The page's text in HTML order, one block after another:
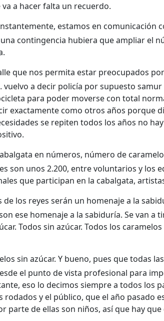
a hacer falta un recuerdo.
estamos en comunicación
contingencia hubiera que ampliar el
que nos permita estar preocupados
a decir policía por supuesto
para poder moverse con total
exactamente como otros años porque
se repiten todos los años no
en números, número de
son unos 2.200, entre voluntarios y los
que participan en la cabalgata,
los reyes serán un homenaje a la
ese homenaje a la sabiduría. Se van a
Todos sin azúcar. Todos los
sin azúcar. Y bueno, pues que todas
el punto de vista profesional para
eso lo decimos siempre a todos los
y el público, que el año pasado
parte de ellas son niños, así que hay